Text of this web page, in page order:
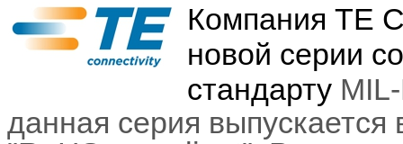
Компания TE
новой серии
стандарту
данная серия выпускается